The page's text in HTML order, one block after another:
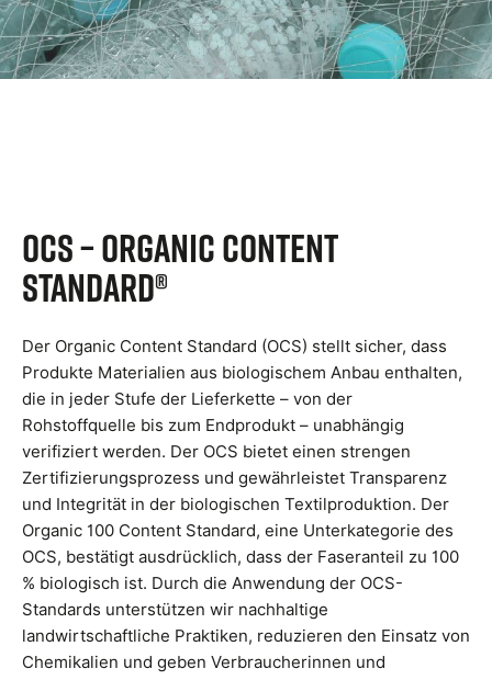
OCS – Organic Content
Standard®
Der Organic Content Standard (OCS) stellt sicher, dass
Produkte Materialien aus biologischem Anbau enthalten,
die in jeder Stufe der Lieferkette – von der
Rohstoffquelle bis zum Endprodukt – unabhängig
verifiziert werden. Der OCS bietet einen strengen
Zertifizierungsprozess und gewährleistet Transparenz
und Integrität in der biologischen Textilproduktion. Der
Organic 100 Content Standard, eine Unterkategorie des
OCS, bestätigt ausdrücklich, dass der Faseranteil zu 100
% biologisch ist. Durch die Anwendung der OCS-
Standards unterstützen wir nachhaltige
landwirtschaftliche Praktiken, reduzieren den Einsatz von
Chemikalien und geben Verbraucherinnen und